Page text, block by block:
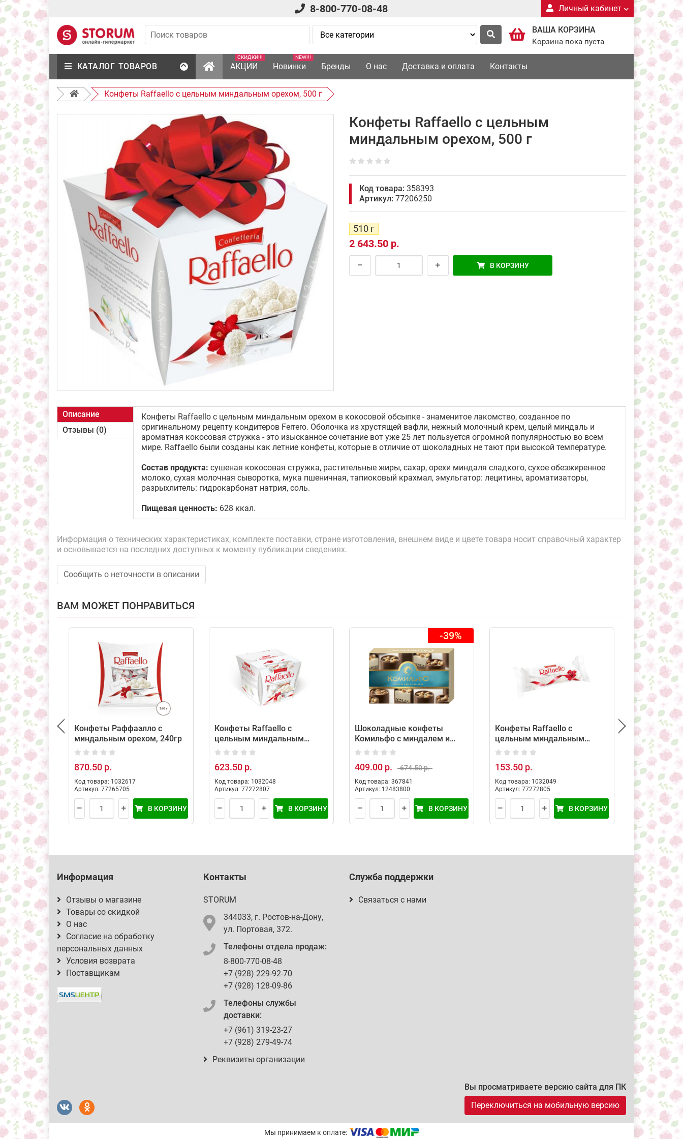
8-800-770-08-48 Личный кабинет
ВАША КОРЗИНА
Корзина пока пуста
КАТАЛОГ ТОВАРОВ АКЦИИ
СКИДКИ!!!
Новинки
NEW!!!
Бренды О нас Доставка и оплата Контакты
Конфеты Raffaello с цельным миндальным орехом, 500 г
Конфеты Raffaello с цельным
миндальным орехом, 500 г
Код товара: 358393
Артикул: 77206250
510 г
2 643.50 р.
В КОРЗИНУ
Описание
Отзывы (0)
Конфеты Raffaello с цельным миндальным орехом в кокосовой обсыпке - знаменитое лакомство, созданное по
оригинальному рецепту кондитеров Ferrero. Оболочка из хрустящей вафли, нежный молочный крем, целый миндаль и
ароматная кокосовая стружка - это изысканное сочетание вот уже 25 лет пользуется огромной популярностью во всем
мире. Raffaello были созданы как летние конфеты, которые в отличие от шоколадных не тают при высокой температуре.
Состав продукта: сушеная кокосовая стружка, растительные жиры, сахар, орехи миндаля сладкого, сухое обезжиренное
молоко, сухая молочная сыворотка, мука пшеничная, тапиоковый крахмал, эмульгатор: лецитины, ароматизаторы,
разрыхлитель: гидрокарбонат натрия, соль.
Пищевая ценность: 628 ккал.
Информация о технических характеристиках, комплекте поставки, стране изготовления, внешнем виде и цвете товара носит справочный характер
и основывается на последних доступных к моменту публикации сведениях.
Сообщить о неточности в описании
ВАМ МОЖЕТ ПОНРАВИТЬСЯ
Конфеты Раффаэлло с
миндальным орехом, 240гр
870.50 р.
Код товара: 1032617
Артикул: 77265705
В КОРЗИНУ
Конфеты Raffaello с
цельным миндальным
орехом в кокосовой
623.50 р.
Код товара: 1032048
Артикул: 77272807
В КОРЗИНУ
-39%
Шоколадные конфеты
Комильфо с миндалем и
кремом-карамелью, 116 г
409.00 р. 674.50 р.
Код товара: 367841
Артикул: 12483800
В КОРЗИНУ
Конфеты Raffaello с
цельным миндальным
орехом в кокосовой
153.50 р.
Код товара: 1032049
Артикул: 77272805
В КОРЗИНУ
Конфеты
«РОССИЯ»
вкус
390.00 р.
Код товара:
Артикул:
Информация
Отзывы о магазине
Товары со скидкой
О нас
Согласие на обработку
персональных данных
Условия возврата
Поставщикам
Контакты
STORUM
344033, г. Ростов-на-Дону,
ул. Портовая, 372.
Телефоны отдела продаж:
8-800-770-08-48
+7 (928) 229-92-70
+7 (928) 128-09-86
Телефоны службы
доставки:
+7 (961) 319-23-27
+7 (928) 279-49-74
Реквизиты организации
Служба поддержки
Связаться с нами
Вы просматриваете версию сайта для ПК
Переключиться на мобильную версию
Мы принимаем к оплате: